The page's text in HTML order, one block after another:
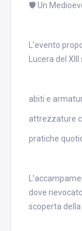
🛡️ Un
L’evento
Lucera del
abiti e
attrezzature
pratiche
dove
scoperta della